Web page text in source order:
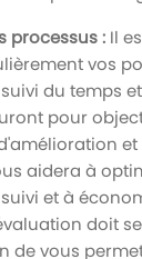
processus : Il
vos
du temps
pour
aidera à
et à
doit
de vous